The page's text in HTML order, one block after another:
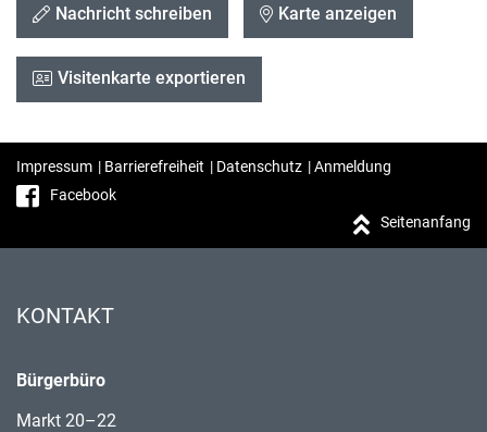
Nachricht schreiben Karte anzeigen
Visitenkarte exportieren
Impressum | Barrierefreiheit | Datenschutz |Anmeldung
Facebook
Seitenanfang
KONTAKT
Bürgerbüro
Markt 20–22